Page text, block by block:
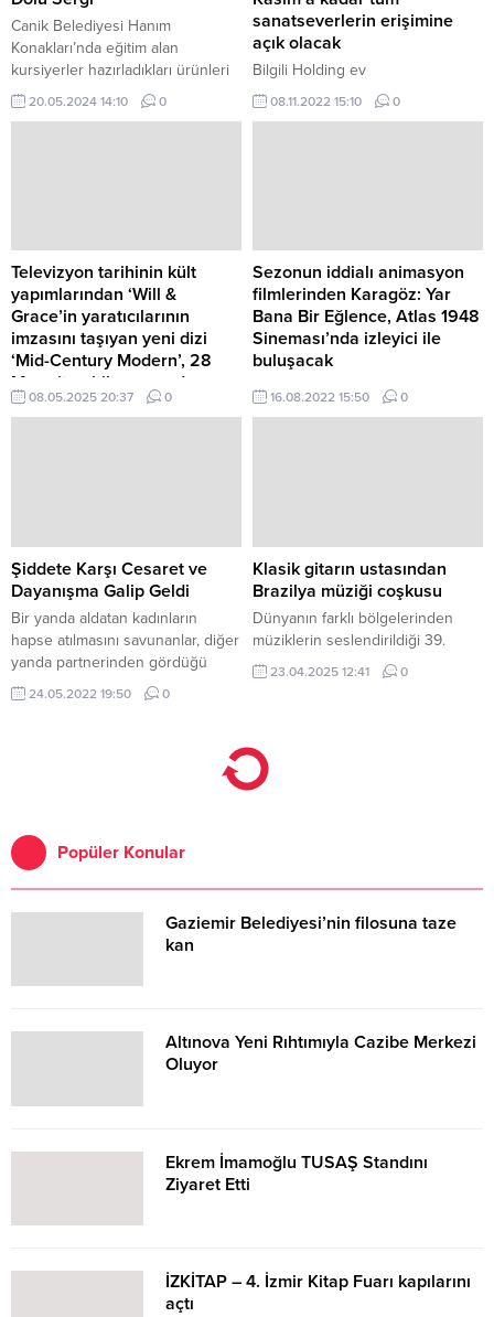
Canik Belediyesi Hanım
Konakları’nda eğitim alan
kursiyerler hazırladıkları ürünleri
vatandaşların beğenesine
sunuyor.
20.05.2024 14:10 0
sanatseverlerin erişimine
açık olacak
Bilgili Holding ev
sahipliğinde, İstanbul’un önde
gelen kent yaşam ve kültür sanat
08.11.2022 15:10 0
Televizyon tarihinin kült
yapımlarından ‘Will &
Grace’in yaratıcılarının
imzasını taşıyan yeni dizi
‘Mid-Century Modern’, 28
Mayıs’tan itibaren sadece
Disney+’ta!
08.05.2025 20:37 0
Sezonun iddialı animasyon
filmlerinden Karagöz: Yar
Bana Bir Eğlence, Atlas 1948
Sineması’nda izleyici ile
buluşacak
Yedirenk İletişim tarafından, Kültür
ve Turizm Bakanlığı desteği ve
16.08.2022 15:50 0
Şiddete Karşı Cesaret ve
Dayanışma Galip Geldi
Bir yanda aldatan kadınların
hapse atılmasını savunanlar, diğer
yanda partnerinden gördüğü
şiddeti saklamak zorunda
bırakılan kadınlar… Aslında
24.05.2022 19:50 0
Klasik gitarın ustasından
Brazilya müziği coşkusu
Dünyanın farklı bölgelerinden
müziklerin seslendirildiği 39.
23.04.2025 12:41 0
Popüler Konular
Gaziemir Belediyesi’nin filosuna taze
kan
Altınova Yeni Rıhtımıyla Cazibe Merkezi
Oluyor
Ekrem İmamoğlu TUSAŞ Standını
Ziyaret Etti
İZKİTAP – 4. İzmir Kitap Fuarı kapılarını
açtı